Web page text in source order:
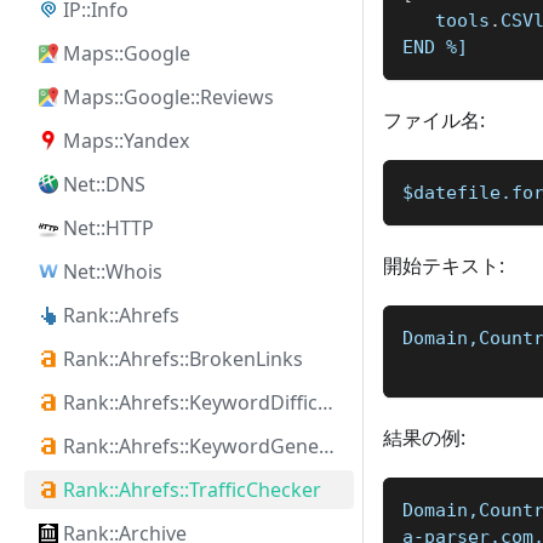
IP::Info
Maps::Google
Maps::Google::Reviews
Maps::Yandex
Net::DNS
Net::HTTP
Net::Whois
Rank::Ahrefs
Rank::Ahrefs::BrokenLinks
Rank::Ahrefs::KeywordDifficulty
Rank::Ahrefs::KeywordGenerator
Rank::Ahrefs::TrafficChecker
Rank::Archive
   tools
.
END %]
ファイル名:
開始テキスト:
結果の例:
a-